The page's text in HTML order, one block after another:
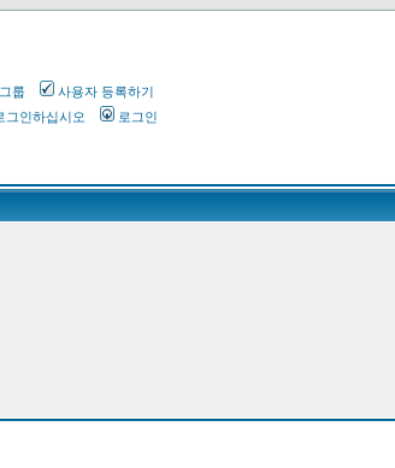
룹
사용자 등록하기
그인하십시오 로그인